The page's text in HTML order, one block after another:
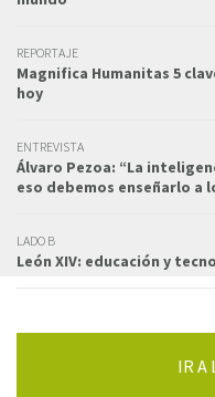
REPORTAJE
Magnifica Humanitas 5
hoy
ENTREVISTA
Álvaro Pezoa: “La
eso debemos enseñarlo a
LADO B
León XIV: educación y
IR A